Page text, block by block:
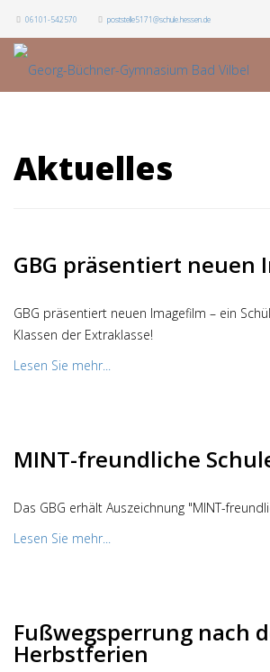
06101-542570 poststelle5171@schule.hessen.de
Aktuelles
GBG präsentiert neuen
GBG präsentiert neuen Imagefilm – ein
Klassen der Extraklasse!
Lesen Sie mehr...
MINT-freundliche
Das GBG erhält Auszeichnung "MINT-
Lesen Sie mehr...
Fußwegsperrung nach
Herbstferien